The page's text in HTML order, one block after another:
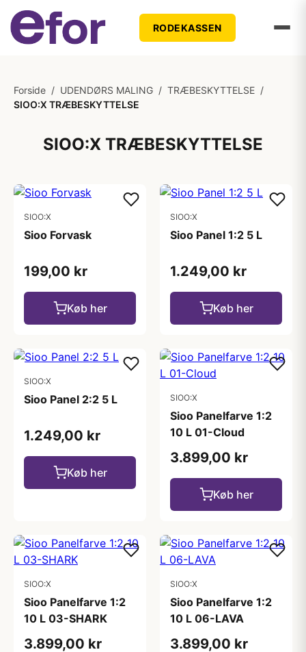
RODEKASSEN
Forside / UDENDØRS MALING / TRÆBESKYTTELSE /
SIOO:X TRÆBESKYTTELSE
SIOO:X TRÆBESKYTTELSE
SIOO:X
Sioo Forvask
199,00 kr
Køb her
SIOO:X
Sioo Panel 1:2 5 L
1.249,00 kr
Køb her
SIOO:X
Sioo Panel 2:2 5 L
1.249,00 kr
Køb her
SIOO:X
Sioo Panelfarve 1:2
10 L 01-Cloud
3.899,00 kr
Køb her
SIOO:X
Sioo Panelfarve 1:2
10 L 03-SHARK
3.899,00 kr
SIOO:X
Sioo Panelfarve 1:2
10 L 06-LAVA
3.899,00 kr